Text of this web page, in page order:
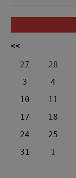
<<
27
28
3
4
10
11
17
18
24
25
31
1